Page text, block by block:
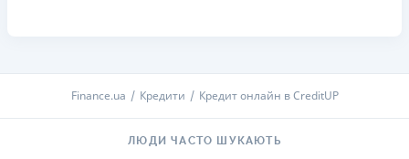
Finance.ua Кредити Кредит онлайн в CreditUP
ЛЮДИ ЧАСТО ШУКАЮТЬ